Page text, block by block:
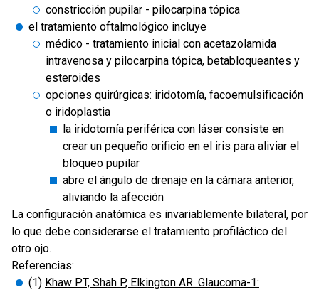
constricción pupilar - pilocarpina tópica
el tratamiento oftalmológico incluye
médico - tratamiento inicial con acetazolamida
intravenosa y pilocarpina tópica, betabloqueantes y
esteroides
opciones quirúrgicas: iridotomía, facoemulsificación
o iridoplastia
la iridotomía periférica con láser consiste en
crear un pequeño orificio en el iris para aliviar el
bloqueo pupilar
abre el ángulo de drenaje en la cámara anterior,
aliviando la afección
La configuración anatómica es invariablemente bilateral, por
lo que debe considerarse el tratamiento profiláctico del
otro ojo.
Referencias:
(1) Khaw PT, Shah P, Elkington AR. Glaucoma-1: